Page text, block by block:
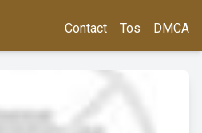
Contact Tos DMCA